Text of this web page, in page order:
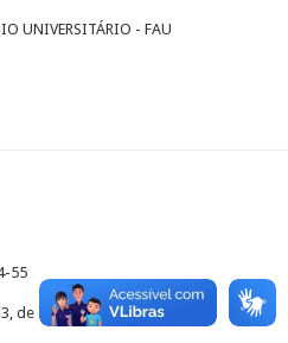
UNIVERSITÁRIO - FAU
55
de 2021